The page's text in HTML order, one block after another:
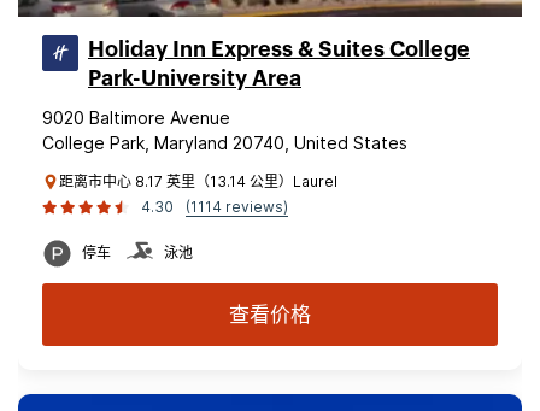
Holiday Inn Express & Suites College
Park-University Area
9020 Baltimore Avenue
College Park, Maryland 20740, United States
距离市中心 8.17 英里（13.14 公里）Laurel
4.30
(1114 reviews)
停车 泳池
查看价格